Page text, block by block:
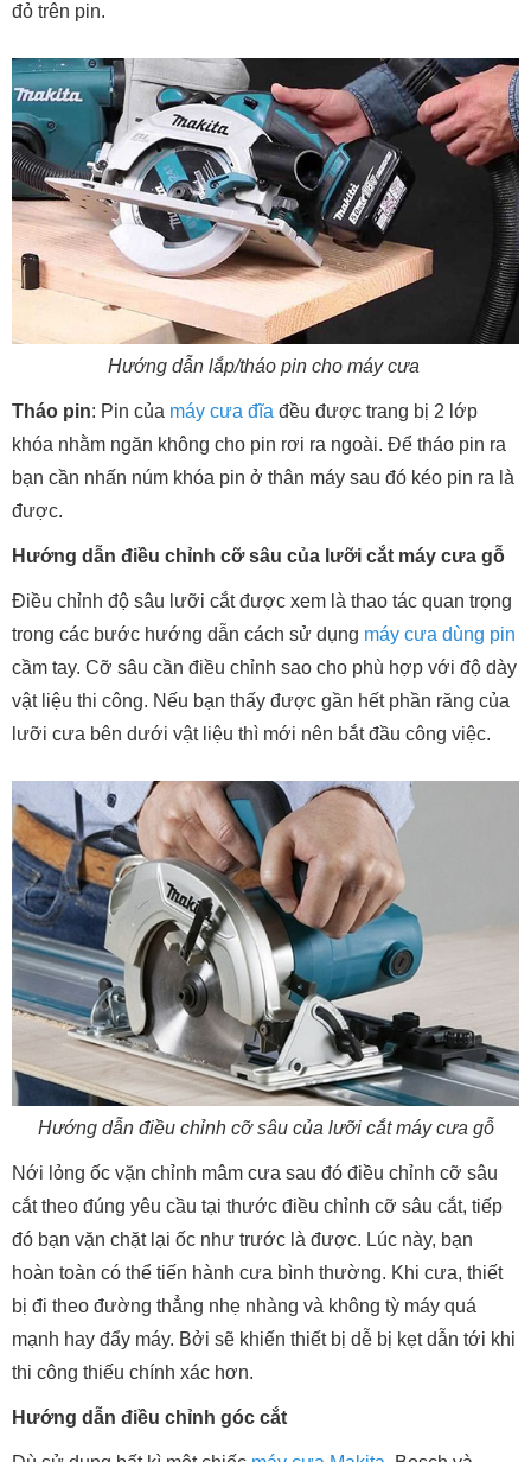
đỏ trên pin.
Hướng dẫn lắp/tháo pin cho máy cưa
Tháo pin: Pin của máy cưa đĩa đều được trang bị 2 lớp
khóa nhằm ngăn không cho pin rơi ra ngoài. Để tháo pin ra
bạn cần nhấn núm khóa pin ở thân máy sau đó kéo pin ra là
được.
Hướng dẫn điều chỉnh cỡ sâu của lưỡi cắt máy cưa gỗ
Điều chỉnh độ sâu lưỡi cắt được xem là thao tác quan trọng
trong các bước hướng dẫn cách sử dụng máy cưa dùng pin
cầm tay. Cỡ sâu cần điều chỉnh sao cho phù hợp với độ dày
vật liệu thi công. Nếu bạn thấy được gần hết phần răng của
lưỡi cưa bên dưới vật liệu thì mới nên bắt đầu công việc.
Hướng dẫn điều chỉnh cỡ sâu của lưỡi cắt máy cưa gỗ
Nới lỏng ốc vặn chỉnh mâm cưa sau đó điều chỉnh cỡ sâu
cắt theo đúng yêu cầu tại thước điều chỉnh cỡ sâu cắt, tiếp
đó bạn vặn chặt lại ốc như trước là được. Lúc này, bạn
hoàn toàn có thể tiến hành cưa bình thường. Khi cưa, thiết
bị đi theo đường thẳng nhẹ nhàng và không tỳ máy quá
mạnh hay đẩy máy. Bởi sẽ khiến thiết bị dễ bị kẹt dẫn tới khi
thi công thiếu chính xác hơn.
Hướng dẫn điều chỉnh góc cắt